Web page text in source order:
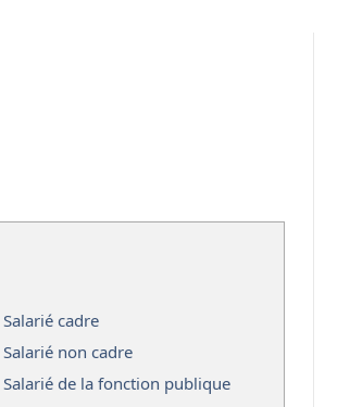
Salarié cadre
Salarié non cadre
Salarié de la fonction publique